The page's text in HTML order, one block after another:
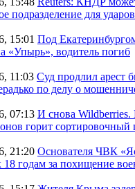
подразделение для
15:01 Под
«Упырь», водитель погиб
11:03 Суд продлил арест
по делу о
07:13 И снова Wildberries.
горит сортировочный
21:20 Основателя ЧВК
18 годам за похищение